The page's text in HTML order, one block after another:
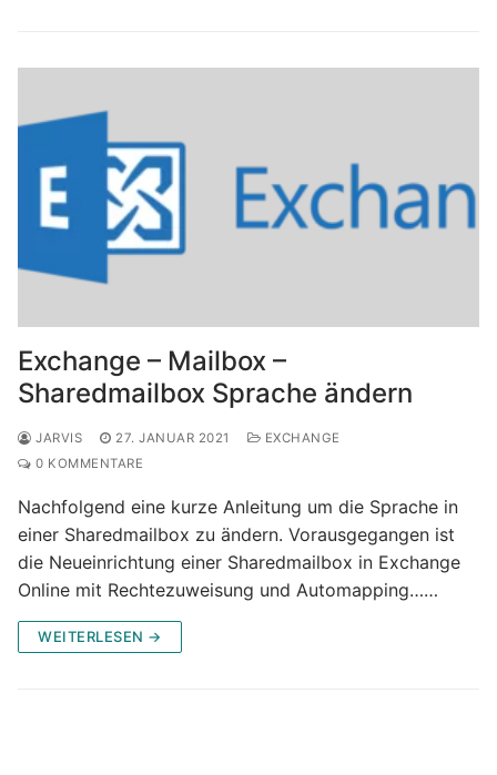
Exchange – Mailbox –
Sharedmailbox Sprache ändern
JARVIS 27. JANUAR 2021
EXCHANGE
0 KOMMENTARE
Nachfolgend eine kurze Anleitung um die Sprache in
einer Sharedmailbox zu ändern. Vorausgegangen ist
die Neueinrichtung einer Sharedmailbox in Exchange
Online mit Rechtezuweisung und Automapping……
WEITERLESEN →